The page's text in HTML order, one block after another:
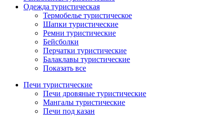
Одежда туристическая
Термобелье туристическое
Шапки туристические
Ремни туристические
Бейсболки
Перчатки туристические
Балаклавы туристические
Показать все
Печи туристические
Печи дровяные туристические
Мангалы туристические
Печи под казан